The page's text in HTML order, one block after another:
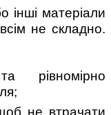
інші матеріали
не складно.
рівномірно
не втрачати